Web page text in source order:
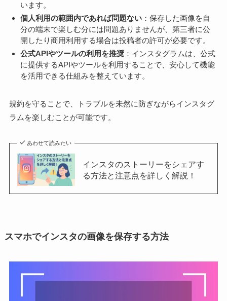
います。
個人利用の範囲内であれば問題ない ：保存した画像を自
分の端末で楽しむ分には問題ありませんが、第三者に公
開したり商用利用する場合は投稿者の許可が必要です。
公式APIやツールの利用を推奨 ：インスタグラムは、公式
に提供するAPIやツールを利用することで、安心して機能
を活用できる仕組みを整えています。
規約を守ることで、トラブルを未然に防ぎながらインスタグ
ラムを楽しむことが可能です。
あわせて読みたい
インスタのストーリーをシェアす
る方法と注意点を詳しく解説！
スマホでインスタの画像を保存する方法